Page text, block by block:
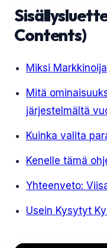
Contents)
Miksi
Mitä
järjestelmältä
Kuinka valita
Kenelle tämä
Yhteenveto:
Usein Kysytyt